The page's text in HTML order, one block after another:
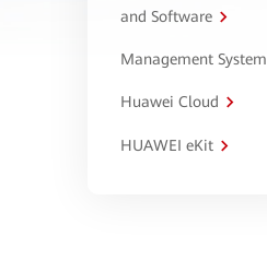
and Software
Management System
Huawei Cloud
HUAWEI eKit